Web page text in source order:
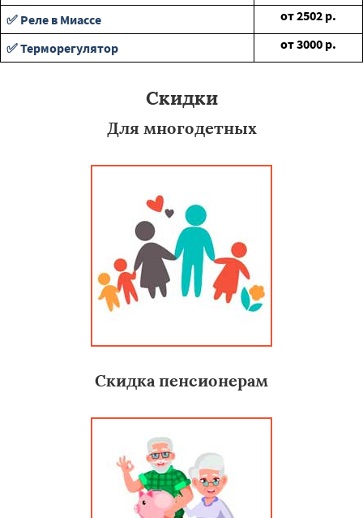
✅ Реле в Миассе
от2502 р.
✅ Терморегулятор
от3000 р.
Скидки
Для многодетных
Скидка пенсионерам